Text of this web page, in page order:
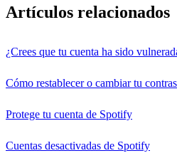
Artículos relacionados
¿Crees que tu cuenta ha sido
Cómo restablecer o cambiar tu
Protege tu cuenta de Spotify
Cuentas desactivadas de Spotify